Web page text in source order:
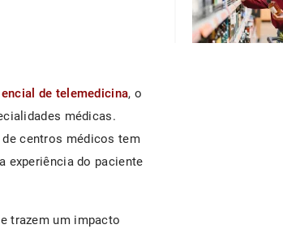
de telemedicina, o
médicas.
de centros médicos tem
experiência do paciente
trazem um impacto